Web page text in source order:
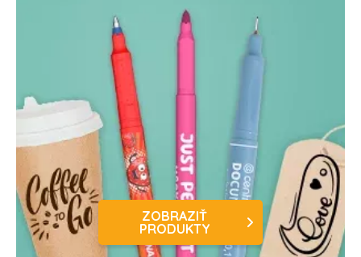
ZOBRAZIŤ
PRODUKTY